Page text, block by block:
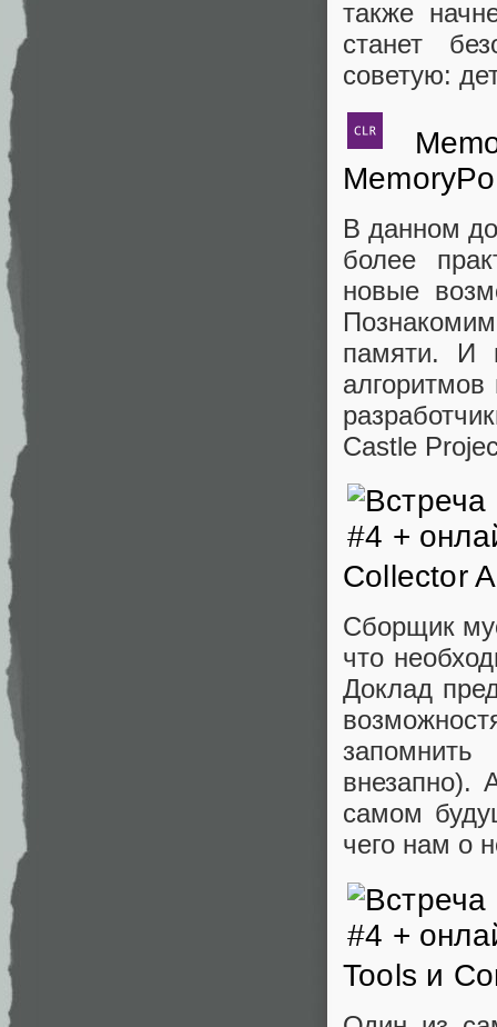
также
станет
советую:
В данном
более
новые
памяти. И
Castle
Collector
Сборщик
что
Доклад
внезапно).
самом
чего нам о
Tools и